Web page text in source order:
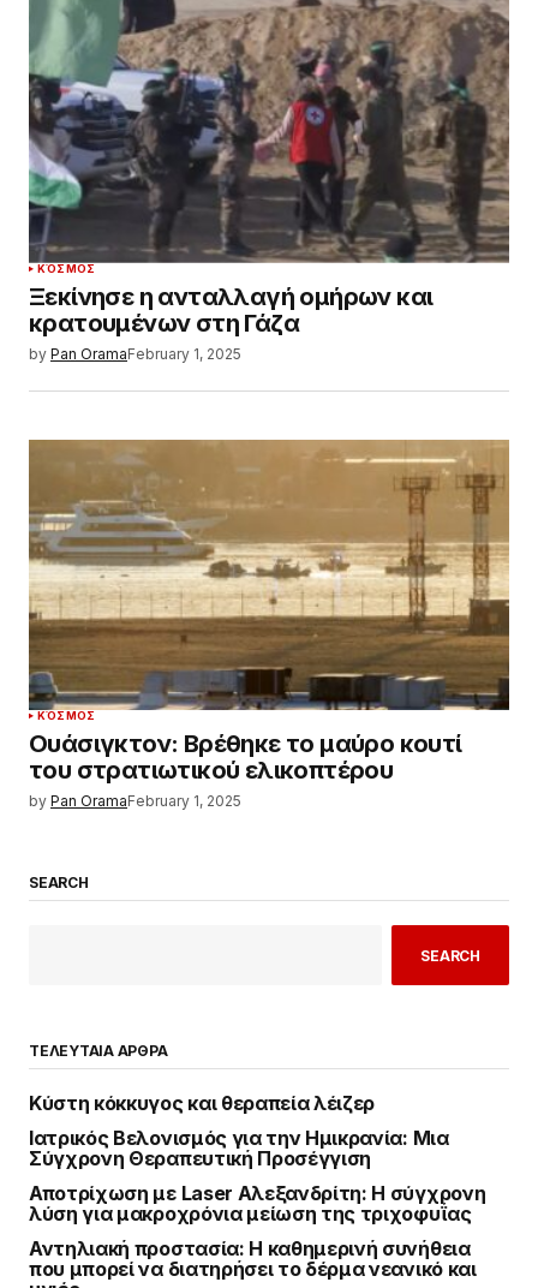
ΚΌΣΜΟΣ
Ξεκίνησε η ανταλλαγή ομήρων και
κρατουμένων στη Γάζα
by Pan OramaFebruary 1, 2025
ΚΌΣΜΟΣ
Ουάσιγκτον: Βρέθηκε το μαύρο κουτί
του στρατιωτικού ελικοπτέρου
by Pan OramaFebruary 1, 2025
SEARCH
SEARCH
ΤΕΛΕΥΤΑΙΑ ΑΡΘΡΑ
Κύστη κόκκυγος και θεραπεία λέιζερ
Ιατρικός Βελονισμός για την Ημικρανία: Μια
Σύγχρονη Θεραπευτική Προσέγγιση
Αποτρίχωση με Laser Αλεξανδρίτη: Η σύγχρονη
λύση για μακροχρόνια μείωση της τριχοφυΐας
Αντηλιακή προστασία: Η καθημερινή συνήθεια
που μπορεί να διατηρήσει το δέρμα νεανικό και